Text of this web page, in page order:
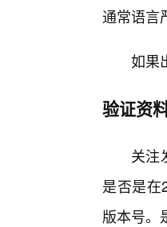
通常语言
如果
验证资
关注
是否是在
版本号。